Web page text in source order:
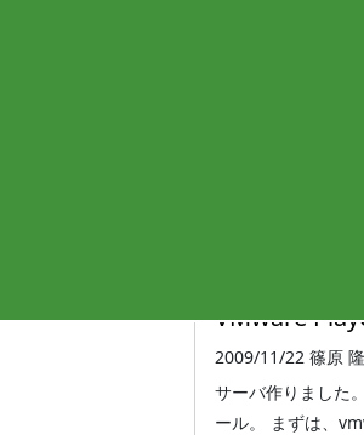
VMware
VMware
2009/11/22 篠原
サーバ作りました
ール。 まずは、